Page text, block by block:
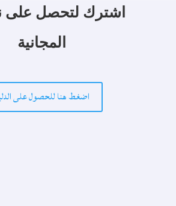
اشترك لتحصل على
المجانية
اضغط هنا للحصول على